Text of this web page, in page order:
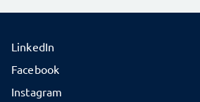
LinkedIn
Facebook
Instagram